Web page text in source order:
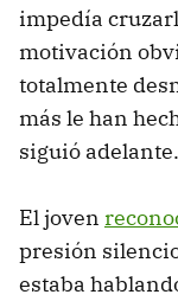
impedía
motivación
totalmente
más le han
siguió adelante.
El joven
presión
estaba